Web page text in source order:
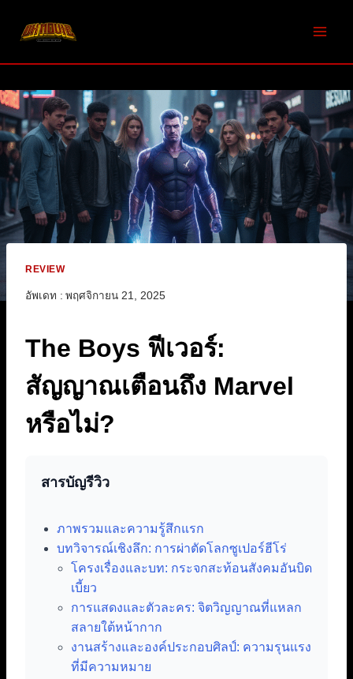
REVIEW
อัพเดท : พฤศจิกายน 21, 2025
The Boys ฟีเวอร์:
สัญญาณเตือนถึง Marvel
หรือไม่?
สารบัญรีวิว
ภาพรวมและความรู้สึกแรก
บทวิจารณ์เชิงลึก: การผ่าตัดโลกซูเปอร์ฮีโร่
โครงเรื่องและบท: กระจกสะท้อนสังคมอันบิด
เบี้ยว
การแสดงและตัวละคร: จิตวิญญาณที่แหลก
สลายใต้หน้ากาก
งานสร้างและองค์ประกอบศิลป์: ความรุนแรง
ที่มีความหมาย